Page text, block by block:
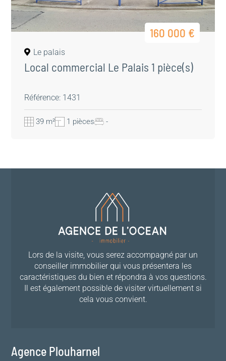
160 000 €
Le palais
Local commercial Le Palais 1 pièce(s)
Référence: 1431
39 m² 1 pièces -
Agence Plouharnel
Lors de la visite, vous serez accompagné par un
conseiller immobilier qui vous présentera les
caractéristiques du bien et répondra à vos questions.
Il est également possible de visiter virtuellement si
cela vous convient.